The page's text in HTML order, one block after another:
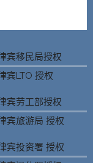
宾移民局授权
宾LTO 授权
宾劳工部授权
宾旅游局 授权
宾投资署 授权